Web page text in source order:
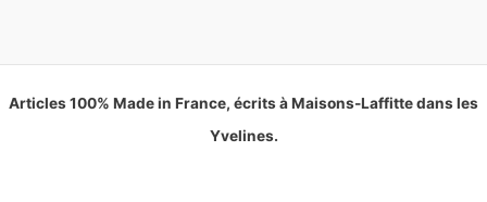
Articles 100% Made in France, écrits à Maisons-Laffitte dans les
Yvelines.